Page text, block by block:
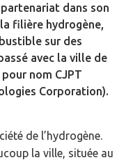
dans son
filière hydrogène,
sur des
avec la ville de
nom CJPT
Corporation).
de l’hydrogène.
la ville, située au